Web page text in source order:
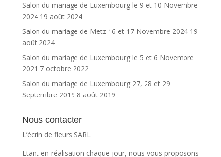
Salon du mariage de Luxembourg le 9 et 10 Novembre
2024 19 août 2024
Salon du mariage de Metz 16 et 17 Novembre 2024 19
août 2024
Salon du mariage de Luxembourg le 5 et 6 Novembre
2021 7 octobre 2022
Salon du mariage de Luxembourg 27, 28 et 29
Septembre 2019 8 août 2019
Nous contacter
L’écrin de fleurs SARL
Etant en réalisation chaque jour, nous vous proposons